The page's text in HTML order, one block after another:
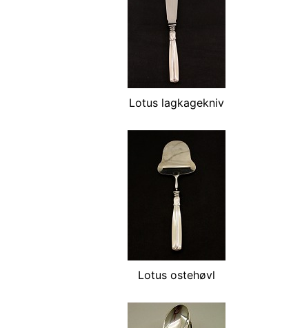
Lotus lagkagekniv
Lotus ostehøvl